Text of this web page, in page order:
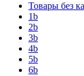
Товары без
1b
2b
3b
4b
5b
6b